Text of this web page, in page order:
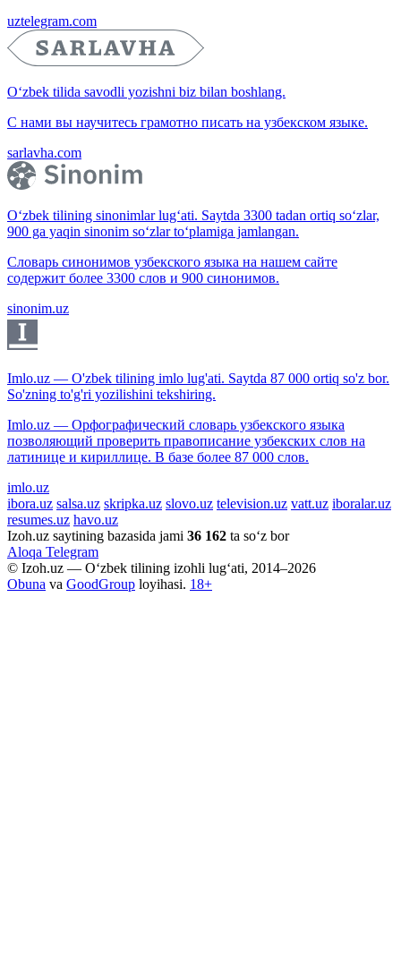
uztelegram.com
O‘zbek tilida savodli yozishni biz bilan boshlang.
С нами вы научитесь грамотно писать на узбекском языке.
sarlavha.com
O‘zbek tilining sinonimlar lug‘ati. Saytda 3300 tadan ortiq so‘zlar,
900 ga yaqin sinonim so‘zlar to‘plamiga jamlangan.
Словарь синонимов узбекского языка на нашем сайте
содержит более 3300 слов и 900 синонимов.
sinonim.uz
Imlo.uz — O'zbek tilining imlo lug'ati. Saytda 87 000 ortiq so'z bor.
So'zning to'g'ri yozilishini tekshiring.
Imlo.uz — Орфографический словарь узбекского языка
позволяющий проверить правописание узбекских слов на
латинице и кириллице. В базе более 87 000 слов.
imlo.uz
ibora.uz salsa.uz skripka.uz slovo.uz television.uz vatt.uz iboralar.uz
resumes.uz havo.uz
Izoh.uz saytining bazasida jami 36 162 ta so‘z bor
Aloqa Telegram
© Izoh.uz — O‘zbek tilining izohli lug‘ati, 2014–2026
Obuna va GoodGroup loyihasi. 18+